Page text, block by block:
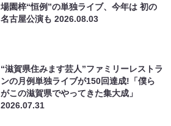
場園梓“恒例”の単独ライブ、今年は 初の
名古屋公演も2026.08.03
“滋賀県住みます芸人”ファミリーレストラ
ンの月例単独ライブが150回達成!「僕ら
がこの滋賀県でやってきた集大成」
2026.07.31